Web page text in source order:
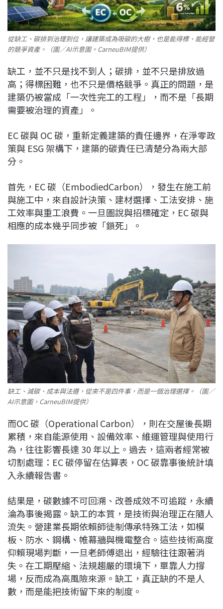
從缺工、碳排到治理到位，讓建築成為吸碳的大樹，也是能得標、能經營
的競爭資產。（圖／AI示意圖。CarneuBIM提供）
缺工，並不只是找不到人；碳排，並不只是排放過
高；得標困難，也不只是價格競爭。真正的問題，是
建築仍被當成「一次性完工的工程」，而不是「長期
需要被治理的資產」。
EC 碳與 OC 碳，重新定義建築的責任邊界，在淨零政
策與 ESG 架構下，建築的碳責任已清楚分為兩大部
分。
首先，EC 碳（EmbodiedCarbon），發生在施工前
與施工中，來自設計決策、建材選擇、工法安排、施
工效率與重工浪費。一旦圖說與招標確定，EC 碳與
相應的成本幾乎同步被「鎖死」。
缺工、減碳、成本與法遵，從來不是四件事，而是一個治理選擇。（圖／
AI示意圖，CarneuBIM提供）
而OC 碳（Operational Carbon），則在交屋後長期
累積，來自能源使用、設備效率、維運管理與使用行
為，往往影響長達 30 年以上。過去，這兩者經常被
切割處理：EC 碳停留在估算表，OC 碳靠事後統計填
入永續報告書。
結果是，碳數據不可回溯、改善成效不可追蹤，永續
淪為事後揭露。缺工的本質，是技術與治理正在隨人
流失。營建業長期依賴師徒制傳承特殊工法，如模
板、防水、鋼構、帷幕牆與機電整合。這些技術高度
仰賴現場判斷，一旦老師傅退出，經驗往往跟著消
失。在工期壓縮、法規趨嚴的環境下，單靠人力撐
場，反而成為高風險來源。缺工，真正缺的不是人
數，而是能把技術留下來的制度。